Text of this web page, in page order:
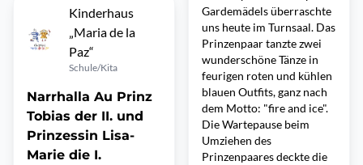
Kinderhaus
„Maria de la
Paz“
Schule/Kita
Narrhalla Au Prinz
Tobias der II. und
Prinzessin Lisa-
Marie die I.
Gardemädels überraschte
uns heute im Turnsaal. Das
Prinzenpaar tanzte zwei
wunderschöne Tänze in
feurigen roten und kühlen
blauen Outfits, ganz nach
dem Motto: "fire and ice".
Die Wartepause beim
Umziehen des
Prinzenpaares deckte die